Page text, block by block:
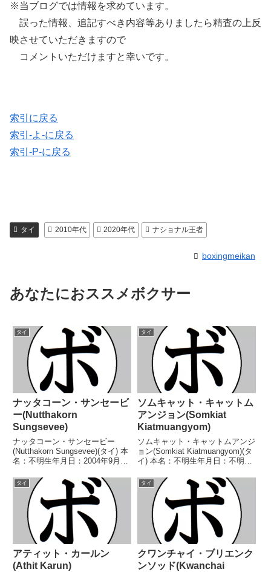
※当ブログでは情報を求めています。
誤った情報、追記すべき内容等ありましたら精査の上反
映させていただきますので
コメントいただけますと幸いです。
索引に戻る
索引-よ-に戻る
索引-P-に戻る
タイ 2010年代 2020年代 ナショナル王者
boxingmeikan
あなたにおススメボクサー
タイ
ナッタコーン・サンセービ
ー(Nutthakorn
Sungsevee)
ナッタコーン・サンセービー
(Nutthakorn Sungsevee)(タイ) 本
名：不明生年月日：2004年9月21
敗 【獲得タイトル】なし 【戦
歴】2021/03/19 ●3RTKO タノ
ンサック・シムシー...
タイ
ソムキャット・キャットム
アンジョン(Somkiat
Kiatmuangyom)
ソムキャット・キャットムアンジ
ョン(Somkiat Kiatmuangyom)(タ
イ) 本名：不明生年月日：不明国
無効試合 【獲得タイトル】な
し 【戦歴】1955/04/09 ○10R判
定 3-0(採点不...
タイ
アティット・カールン
(Athit Karun)
タイ
クワンチャイ・ブリエンク
ンソッド(Kwanchai